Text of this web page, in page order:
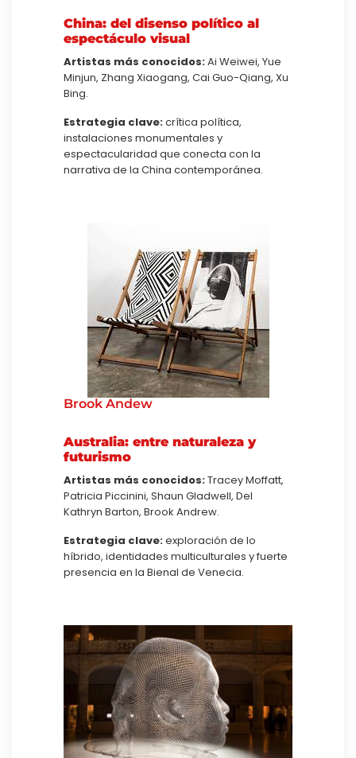
China: del disenso político al
espectáculo visual
Artistas más conocidos:Ai Weiwei, Yue
Minjun, Zhang Xiaogang, Cai Guo-Qiang, Xu
Bing.
Estrategia clave:crítica política,
instalaciones monumentales y
espectacularidad que conecta con la
narrativa de la China contemporánea.
Brook Andew
Australia: entre naturaleza y
futurismo
Artistas más conocidos:Tracey Moffatt,
Patricia Piccinini, Shaun Gladwell, Del
Kathryn Barton, Brook Andrew.
Estrategia clave:exploración de lo
híbrido, identidades multiculturales y fuerte
presencia en la Bienal de Venecia.